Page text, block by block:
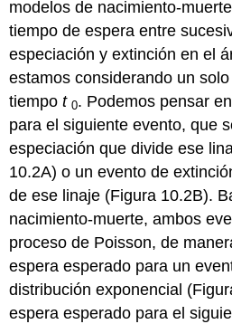
modelos de nacimiento-
tiempo de espera entre
especiación y extinción en el
estamos considerando un
tiempot 0. Podemos pensar
para el siguiente evento, que
especiación que divide ese
10.2A) o un evento de
de ese linaje (Figura 10.2B).
nacimiento-muerte, ambos
proceso de Poisson, de
espera esperado para un
distribución exponencial
espera esperado para el